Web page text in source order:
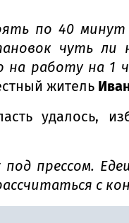
по 40
чуть
на работу на
житель
удалось,
прессом.
с